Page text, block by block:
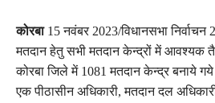
कोरबा15 नवंबर 2023/विधानसभा निर्वाचन
मतदान हेतु सभी मतदान केन्द्रों में आवश्यक
कोरबा जिले में 1081 मतदान केन्द्र बनाये
एक पीठासीन अधिकारी, मतदान दल